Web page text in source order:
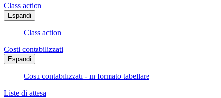
Class action
Espandi
Class action
Costi contabilizzati
Espandi
Costi contabilizzati - in formato tabellare
Liste di attesa